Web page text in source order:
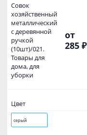
Совок
хозяйственный
металлический
с деревянной
ручкой
(10шт)/021.
Товары для
дома, для
уборки
от
285 ₽
Цвет
серый